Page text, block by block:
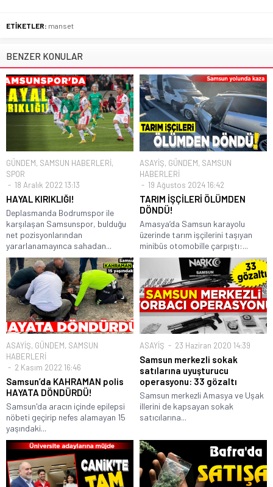
ETİKETLER: manset
BENZER KONULAR
GÜNDEM, SAMSUN HABERLERİ,
SPOR
18 Aralık 2022 13:13
HAYAL KIRIKLIĞI!
Deplasmanda Bodrumspor ile
karşılaşan Samsunspor, bulduğu
net pozisyonlarından
yararlanamayınca sahadan...
ASAYİŞ, GÜNDEM, SAMSUN
HABERLERİ
19 Ağustos 2024 16:42
TARIM İŞÇİLERİ ÖLÜMDEN
DÖNDÜ!
Amasya’da Samsun karayolu
üzerinde tarım işçilerini taşıyan
minibüs otomobille çarpıştı:...
ASAYİŞ, GÜNDEM, SAMSUN
HABERLERİ
2 Kasım 2022 16:46
Samsun’da KAHRAMAN polis
HAYATA DÖNDÜRDÜ!
Samsun'da aracın içinde epilepsi
nöbeti geçirip nefes alamayan 15
yaşındaki...
ASAYİŞ 23 Haziran 2020 14:39
Samsun merkezli sokak
satılarına uyuşturucu
operasyonu: 33 gözaltı
Samsun merkezli Amasya ve Uşak
illerini de kapsayan sokak
satıcılarına...